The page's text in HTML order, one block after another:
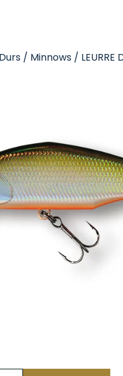
Durs / Minnows / LEURRE